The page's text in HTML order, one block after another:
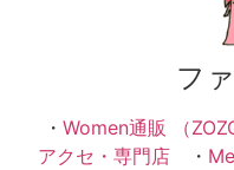
フ
・ Women通販 （
アクセ・専門店 ・